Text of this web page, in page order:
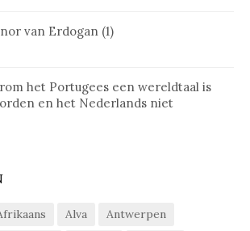
van Erdogan (1)
het Portugees een wereldtaal is
en het Nederlands niet
Alva
Antwerpen